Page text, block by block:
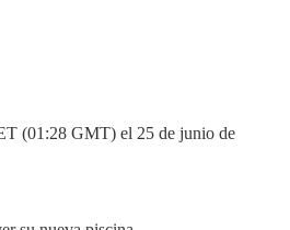
(01:28 GMT) el 25 de junio de